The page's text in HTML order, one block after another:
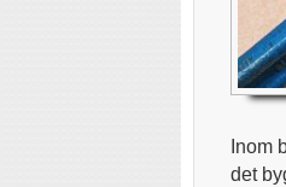
Inom
det